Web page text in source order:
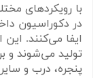
با رویکردهای
در دکوراسیون
ایفا می‌کنند. این
تولید می‌شوند و
پنجره، درب و